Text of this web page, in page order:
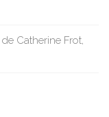
Catherine Frot,